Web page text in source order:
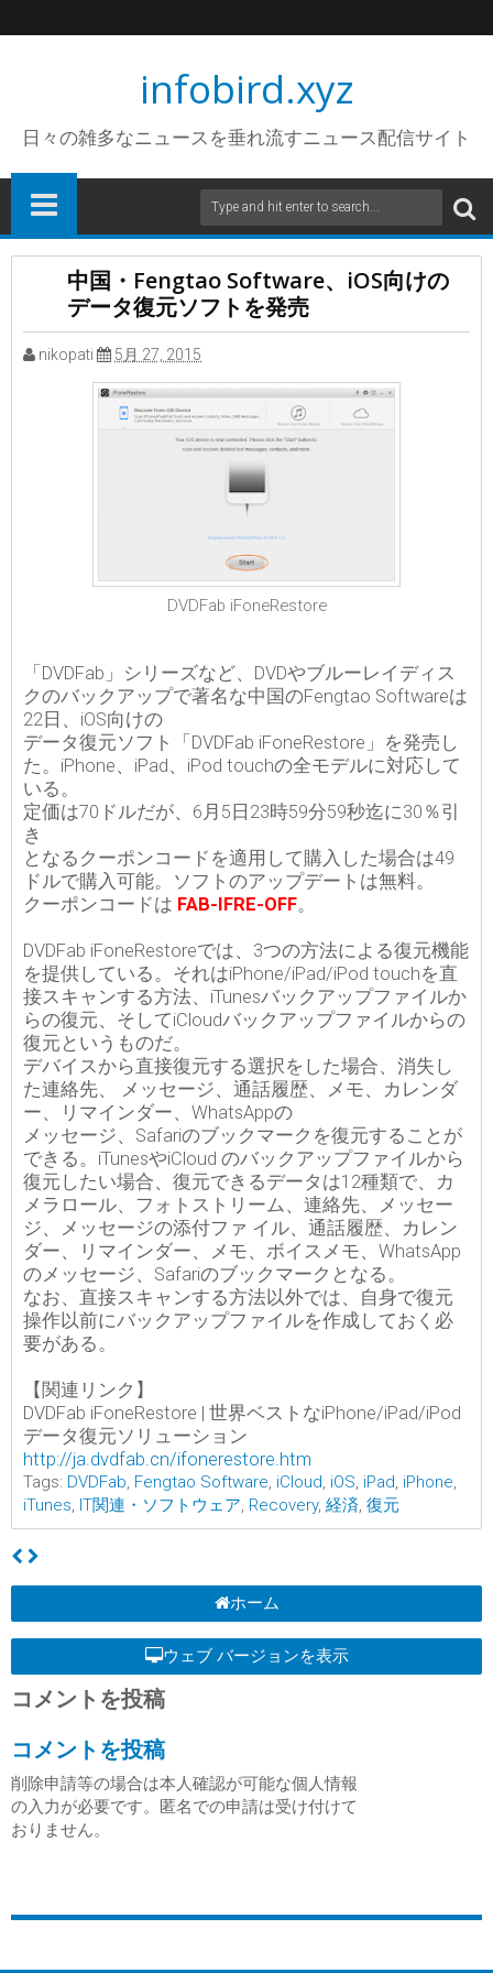
infobird.xyz
日々の雑多なニュースを垂れ流すニュース配信サイト
中国・Fengtao Software、iOS向けの
データ復元ソフトを発売
nikopati 5月 27, 2015
DVDFab iFoneRestore
「DVDFab」シリーズなど、DVDやブルーレイディス
クのバックアップで著名な中国のFengtao Softwareは
22日、iOS向けの
データ復元ソフト「DVDFab iFoneRestore」を発売し
た。iPhone、iPad、iPod touchの全モデルに対応して
いる。
定価は70ドルだが、6月5日23時59分59秒迄に30％引
き
となるクーポンコードを適用して購入した場合は49
ドルで購入可能。ソフトのアップデートは無料。
クーポンコードは FAB-IFRE-OFF。
DVDFab iFoneRestoreでは、3つの方法による復元機能
を提供している。それはiPhone/iPad/iPod touchを直
接スキャンする方法、iTunesバックアップファイルか
らの復元、そしてiCloudバックアップファイルからの
復元というものだ。
デバイスから直接復元する選択をした場合、消失し
た連絡先、 メッセージ、通話履歴、メモ、カレンダ
ー、リマインダー、WhatsAppの
メッセージ、Safariのブックマークを復元することが
できる。iTunesやiCloud のバックアップファイルから
復元したい場合、復元できるデータは12種類で、カ
メラロール、フォトストリーム、連絡先、メッセー
ジ、メッセージの添付ファ イル、通話履歴、カレン
ダー、リマインダー、メモ、ボイスメモ、WhatsApp
のメッセージ、Safariのブックマークとなる。
なお、直接スキャンする方法以外では、自身で復元
操作以前にバックアップファイルを作成しておく必
要がある。
【関連リンク】
DVDFab iFoneRestore | 世界ベストなiPhone/iPad/iPod
データ復元ソリューション
http://ja.dvdfab.cn/ifonerestore.htm
Tags: DVDFab, Fengtao Software, iCloud, iOS, iPad, iPhone,
iTunes, IT関連・ソフトウェア, Recovery, 経済, 復元
ホーム
ウェブ バージョンを表示
コメントを投稿
コメントを投稿
削除申請等の場合は本人確認が可能な個人情報
の入力が必要です。匿名での申請は受け付けて
おりません。